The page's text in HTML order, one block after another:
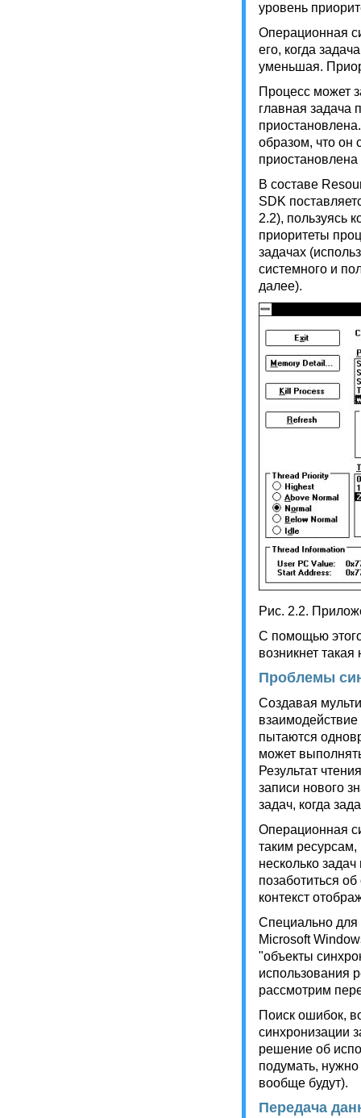
уровень
Операционная
его, когда
уменьшая.
Процесс может
главная задача
образом, что он
В составе
SDK
2.2), пользуясь
приоритеты
задачах
системного и
далее).
Рис. 2.2.
С помощью
возникнет
Проблемы
Создавая
взаимодействие
пытаются
может
Результат
записи нового
задач, когда
Операционная
таким
несколько
позаботиться
контекст
Специально для
Microsoft
"объекты
использования
рассмотрим
Поиск ошибок,
синхронизации
решение об
подумать,
вообще будут).
Передача